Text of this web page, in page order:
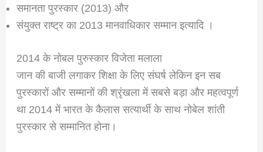
समानता पुरस्कार (2013) और
संयुक्त राष्ट्र का 2013 मानवाधिकार सम्मान इत्यादि ।
2014 के नोबल पुरुस्कार विजेता मलाला
जान की बाजी लगाकर शिक्षा के लिए संघर्ष लेकिन इन सब
पुरस्कारों और सम्मानों की श्रृंखला में सबसे बड़ा और महत्वपूर्ण
था 2014 में भारत के कैलास सत्यार्थी के साथ नोबेल शांती
पुरस्कार से सम्मानित होना।